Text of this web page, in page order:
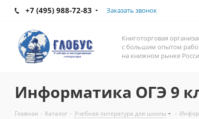
+7 (495) 988-72-83 Заказать звонок
Книготорговая
с большим опытом
на книжном рынке
Информатика ОГЭ 9
Главная - Каталог - Учебная литература для школы -